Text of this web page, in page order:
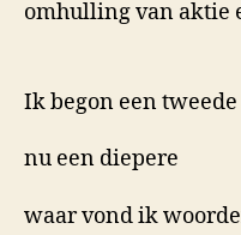
omhulling van aktie
Ik begon een
nu een diepere
waar vond ik